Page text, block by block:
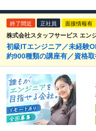
終了間近 正社員 面接情報有
株式会社スタッフサービス エン
初級ITエンジニア／未経験
約900種類の講座有／資格